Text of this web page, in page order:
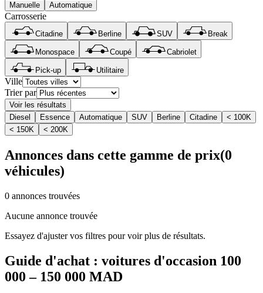
Manuelle Automatique
Carrosserie
Citadine Berline SUV Break
Monospace Coupé Cabriolet
Pick-up Utilitaire
Ville
Trier par
Voir les résultats
Diesel
Essence Automatique SUV Berline Citadine
< 100K
< 150K
< 200K
Annonces dans cette gamme de prix(0
véhicules)
0 annonces trouvées
Aucune annonce trouvée
Essayez d'ajuster vos filtres pour voir plus de résultats.
Guide d'achat : voitures d'occasion 100
000 – 150 000 MAD